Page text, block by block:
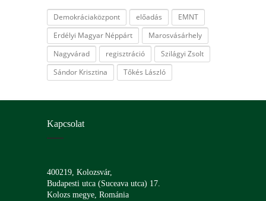
Demokráciaközpont előadás
EMNT
Erdélyi Magyar Néppárt
Marosvásárhely
Nagyvárad
regisztráció
Szilágyi Zsolt
Sándor Krisztina
Tőkés László
Kapcsolat
400219, Kolozsvár,
Budapesti utca (Suceava utca) 17.
Kolozs megye, Románia